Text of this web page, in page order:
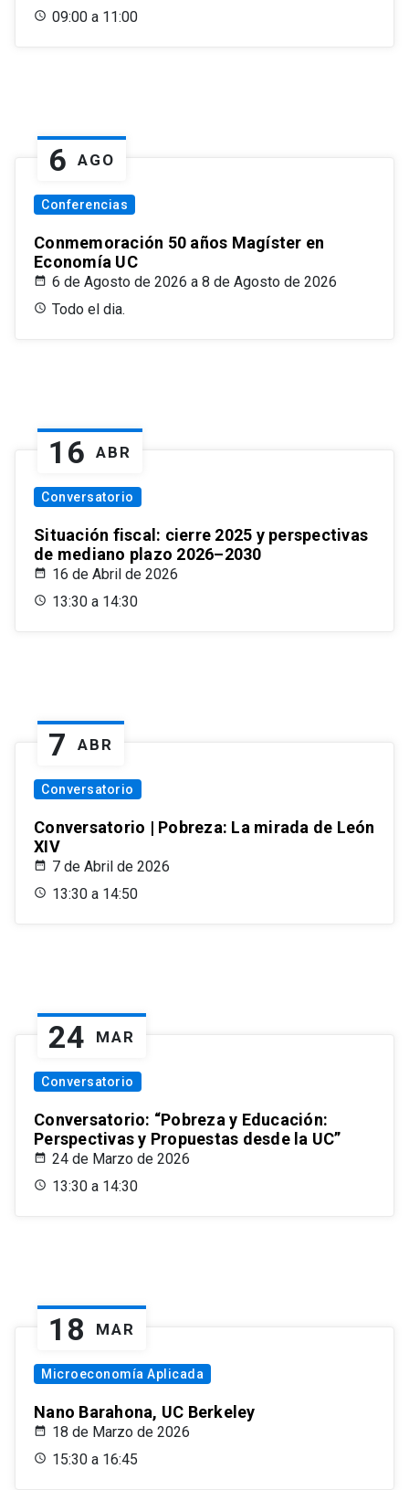
09:00 a 11:00
6 AGO
Conferencias
Conmemoración 50 años Magíster en
Economía UC
6 de Agosto de 2026 a 8 de Agosto de 2026
Todo el dia.
16 ABR
Conversatorio
Situación fiscal: cierre 2025 y perspectivas
de mediano plazo 2026–2030
16 de Abril de 2026
13:30 a 14:30
7 ABR
Conversatorio
Conversatorio | Pobreza: La mirada de León
XIV
7 de Abril de 2026
13:30 a 14:50
24 MAR
Conversatorio
Conversatorio: “Pobreza y Educación:
Perspectivas y Propuestas desde la UC”
24 de Marzo de 2026
13:30 a 14:30
18 MAR
Microeconomía Aplicada
Nano Barahona, UC Berkeley
18 de Marzo de 2026
15:30 a 16:45